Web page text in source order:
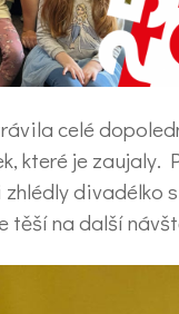
celé
které je zaujaly.
divadélko
těší na další